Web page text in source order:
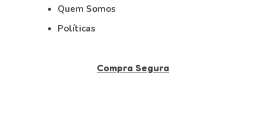
Quem Somos
Políticas
Compra Segura